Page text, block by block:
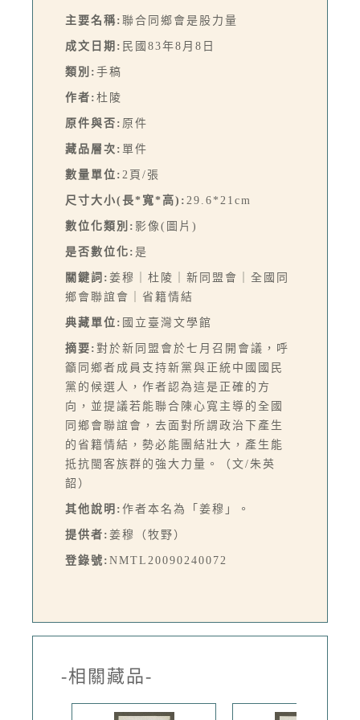
主要名稱: 聯合同鄉會是股力量
成文日期: 民國83年8月8日
類別: 手稿
作者: 杜陵
原件與否: 原件
藏品層次: 單件
數量單位: 2頁/張
尺寸大小(長*寬*高): 29.6*21cm
數位化類別: 影像(圖片)
是否數位化: 是
關鍵詞: 姜穆｜杜陵｜新同盟會｜全國同
鄉會聯誼會｜省籍情結
典藏單位: 國立臺灣文學館
摘要: 對於新同盟會於七月召開會議，呼
籲同鄉者成員支持新黨與正統中國國民
黨的候選人，作者認為這是正確的方
向，並提議若能聯合陳心寬主導的全國
同鄉會聯誼會，去面對所謂政治下產生
的省籍情結，勢必能團結壯大，產生能
抵抗閩客族群的強大力量。（文/朱英
韶）
其他說明: 作者本名為「姜穆」。
提供者: 姜穆（牧野）
登錄號: NMTL20090240072
-相關藏品-